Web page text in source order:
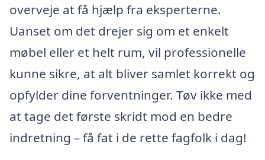
overveje at få hjælp fra eksperterne.
Uanset om det drejer sig om et enkelt
møbel eller et helt rum, vil professionelle
kunne sikre, at alt bliver samlet korrekt og
opfylder dine forventninger. Tøv ikke med
at tage det første skridt mod en bedre
indretning – få fat i de rette fagfolk i dag!